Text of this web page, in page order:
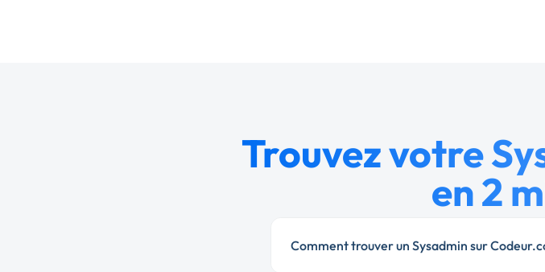
Trouvez votre
en 2
Comment trouver un Sysadmin sur